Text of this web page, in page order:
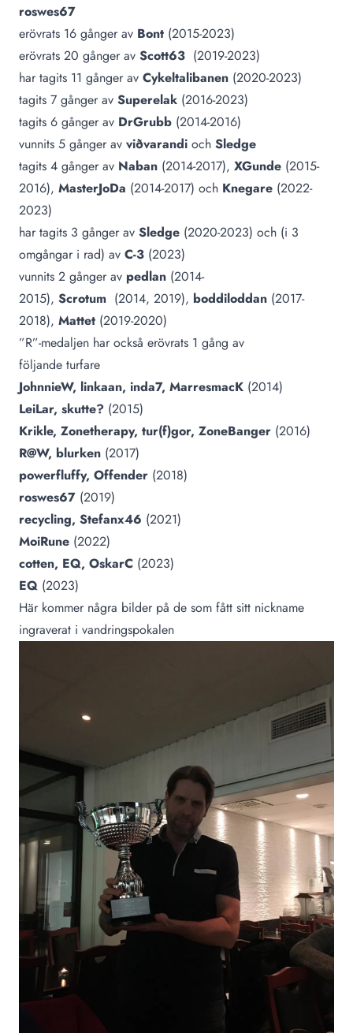
roswes67
erövrats 16 gånger av Bont (2015-2023)
erövrats 20 gånger av Scott63 (2019-2023)
har tagits 11 gånger av Cykeltalibanen (2020-2023)
tagits 7 gånger av Superelak (2016-2023)
tagits 6 gånger av DrGrubb (2014-2016)
vunnits 5 gånger av viðvarandi och Sledge
tagits 4 gånger av Naban (2014-2017), XGunde (2015-
2016), MasterJoDa (2014-2017) och Knegare (2022-
2023)
har tagits 3 gånger av Sledge (2020-2023) och (i 3
omgångar i rad) av C-3 (2023)
vunnits 2 gånger av pedlan (2014-
2015), Scrotum (2014, 2019), boddiloddan (2017-
2018), Mattet (2019-2020)
”R”-medaljen har också erövrats 1 gång av
följande turfare
JohnnieW, linkaan, inda7, MarresmacK (2014)
LeiLar, skutte? (2015)
Krikle, Zonetherapy, tur(f)gor, ZoneBanger (2016)
R@W, blurken (2017)
powerfluffy, Offender (2018)
roswes67 (2019)
recycling, Stefanx46 (2021)
MoiRune (2022)
cotten, EQ, OskarC (2023)
EQ (2023)
Här kommer några bilder på de som fått sitt nickname
ingraverat i vandringspokalen